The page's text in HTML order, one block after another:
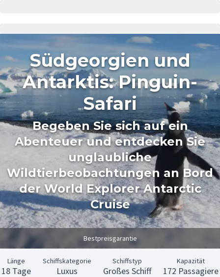
Südgeorgien und
Antarktis: Pinguin-
Safari
Begeben Sie sich auf ein
Abenteuer und entdecken Sie
unglaubliche
Wildtierbeobachtungen an Bord
der World Explorer Antarctic
Cruise
Bestpreisgarantie
Länge
18 Tage
Schiffskategorie
Luxus
Schiffstyp
Großes Schiff
Kapazität
172 Passagiere